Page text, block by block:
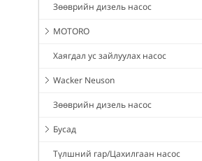
Зөөврийн дизель насос
MOTORO
Хаягдал ус зайлуулах насос
Wacker Neuson
Зөөврийн дизель насос
Бусад
Түлшний гар/Цахилгаан насос